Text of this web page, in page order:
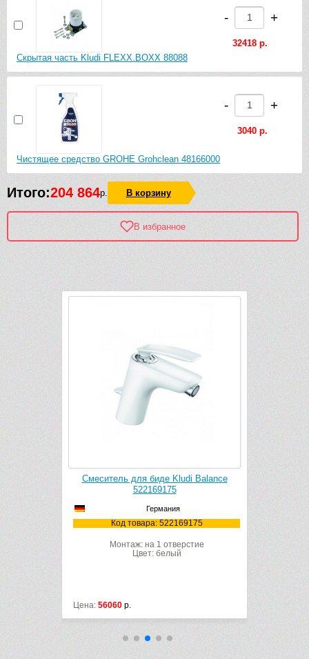
Скрытая часть Kludi FLEXX.BOXX 88088
- +
32418 р.
Чистящее средство GROHE Grohclean 48166000
- +
3040 р.
Итого:204 864р. В корзину
В избранное
Смеситель для биде Kludi Balance
522169175
Германия
Код товара: 522169175
Монтаж: на 1 отверстие
Цвет: белый
Цена: 56060 р.